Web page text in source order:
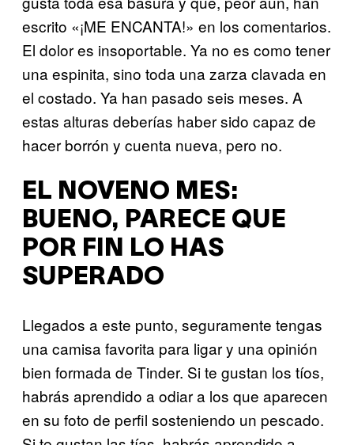
escrito «¡ME ENCANTA!» en los comentarios.
El dolor es insoportable. Ya no es como tener
una espinita, sino toda una zarza clavada en
el costado. Ya han pasado seis meses. A
estas alturas deberías haber sido capaz de
hacer borrón y cuenta nueva, pero no.
EL NOVENO MES:
BUENO, PARECE QUE
POR FIN LO HAS
SUPERADO
Llegados a este punto, seguramente tengas
una camisa favorita para ligar y una opinión
bien formada de Tinder. Si te gustan los tíos,
habrás aprendido a odiar a los que aparecen
en su foto de perfil sosteniendo un pescado.